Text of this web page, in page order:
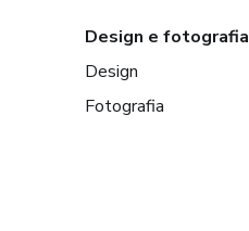
Design e fotografia
Design
Fotografia